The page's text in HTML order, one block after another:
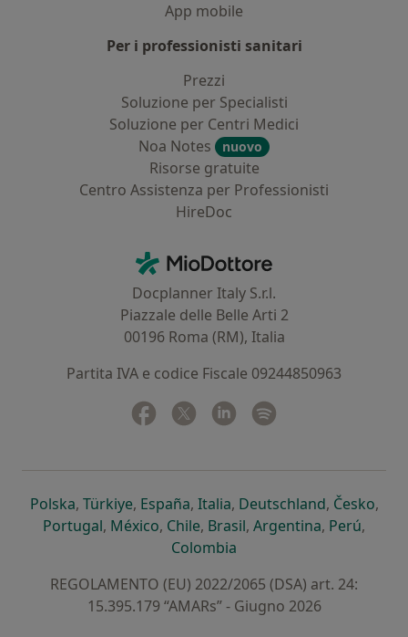
App mobile
Per i professionisti sanitari
Prezzi
Soluzione per Specialisti
Soluzione per Centri Medici
Noa Notes
nuovo
Risorse gratuite
Centro Assistenza per Professionisti
HireDoc
MioDottore - Homepage
Docplanner Italy S.r.l.
Piazzale delle Belle Arti 2
00196 Roma (RM), Italia
Partita IVA e codice Fiscale 09244850963
Facebook
si apre in una nuova scheda
Twitter
si apre in una nuova scheda
Linkedin
si apre in una nuova
Polskasi apre in una nuova scheda
, Türkiyesi apre in una nuova scheda
, Españasi apre in una nuova scheda
, Italiasi apre in una nuova
, Deutschlandsi apre in
, Českosi
,
Portugalsi apre in una nuova scheda
, Méxicosi apre in una nuova scheda
, Chilesi apre in una nuova scheda
, Brasilsi apre in una nuova
, Argentinasi apre in
, Perúsi
,
Colombia
REGOLAMENTO (EU) 2022/2065 (DSA) art. 24:
15.395.179 “AMARs” - Giugno 2026